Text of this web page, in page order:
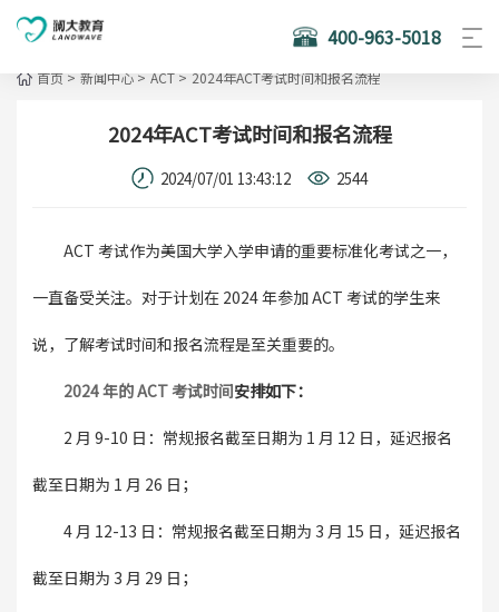
400-963-5018
首页 > 新闻中心 > ACT > 2024年ACT考试时间和报名流程
2024年ACT考试时间和报名流程
2024/07/01 13:43:12 2544
ACT 考试作为美国大学入学申请的重要标准化考试之一，
一直备受关注。对于计划在 2024 年参加 ACT 考试的学生来
说，了解考试时间和报名流程是至关重要的。
2024 年的 ACT 考试时间安排如下：
2 月 9-10 日：常规报名截至日期为 1 月 12 日，延迟报名
截至日期为 1 月 26 日；
4 月 12-13 日：常规报名截至日期为 3 月 15 日，延迟报名
截至日期为 3 月 29 日；